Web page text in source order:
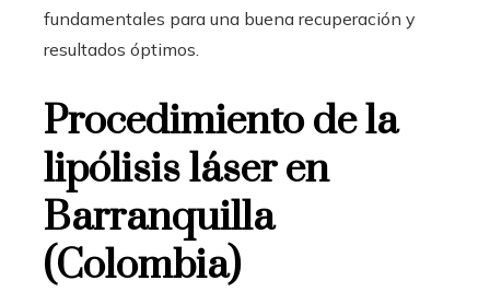
fundamentales para una buena recuperación y
resultados óptimos.
Procedimiento de la
lipólisis láser en
Barranquilla
(Colombia)